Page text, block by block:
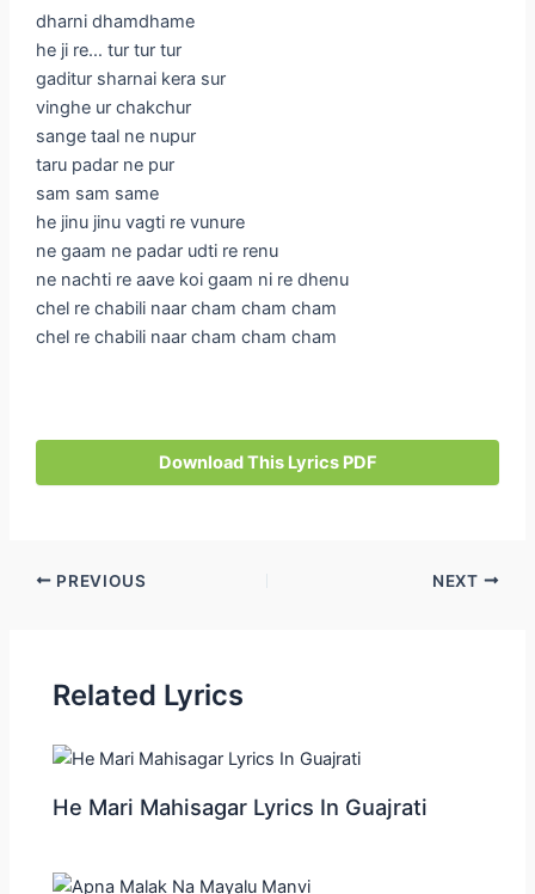
dharni dhamdhame
he ji re… tur tur tur
gaditur sharnai kera sur
vinghe ur chakchur
sange taal ne nupur
taru padar ne pur
sam sam same
he jinu jinu vagti re vunure
ne gaam ne padar udti re renu
ne nachti re aave koi gaam ni re dhenu
chel re chabili naar cham cham cham
chel re chabili naar cham cham cham
Download This Lyrics PDF
Post
PREVIOUS NEXT
Related Lyrics
He Mari Mahisagar Lyrics In Guajrati